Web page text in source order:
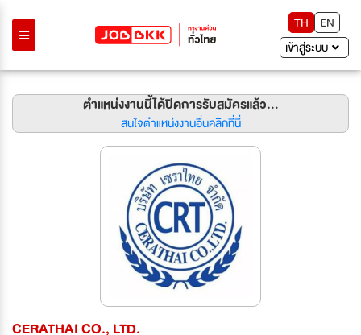
TH
EN
เข้าสู่ระบบ
ตำแหน่งงานนี้ได้ปิดการรับสมัครแล้ว...
สนใจตำแหน่งงานอื่นคลิกที่นี่
CERATHAI CO., LTD.